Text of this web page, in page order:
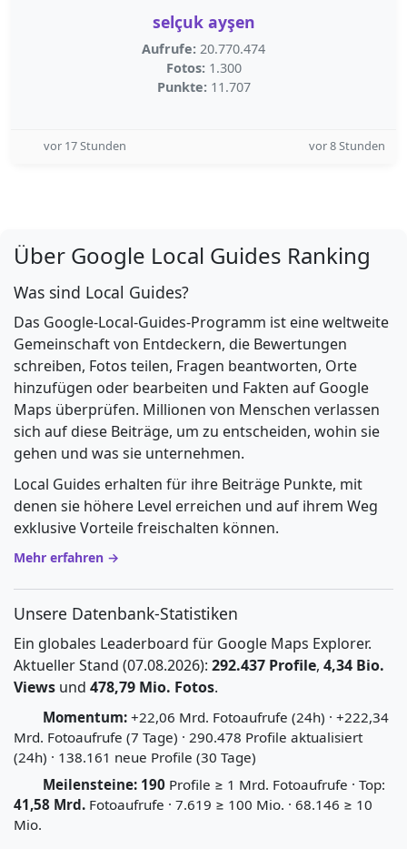
selçuk ayşen
Aufrufe: 20.770.474
Fotos: 1.300
Punkte: 11.707
vor 17 Stunden vor 8 Stunden
Über Google Local Guides Ranking
Was sind Local Guides?
Das Google-Local-Guides-Programm ist eine weltweite
Gemeinschaft von Entdeckern, die Bewertungen
schreiben, Fotos teilen, Fragen beantworten, Orte
hinzufügen oder bearbeiten und Fakten auf Google
Maps überprüfen. Millionen von Menschen verlassen
sich auf diese Beiträge, um zu entscheiden, wohin sie
gehen und was sie unternehmen.
Local Guides erhalten für ihre Beiträge Punkte, mit
denen sie höhere Level erreichen und auf ihrem Weg
exklusive Vorteile freischalten können.
Mehr erfahren →
Unsere Datenbank-Statistiken
Ein globales Leaderboard für Google Maps Explorer.
Aktueller Stand (07.08.2026): 292.437 Profile, 4,34 Bio.
Views und 478,79 Mio. Fotos.
Momentum: +22,06 Mrd. Fotoaufrufe (24h) · +222,34
Mrd. Fotoaufrufe (7 Tage) · 290.478 Profile aktualisiert
(24h) · 138.161 neue Profile (30 Tage)
Meilensteine: 190 Profile ≥ 1 Mrd. Fotoaufrufe · Top:
41,58 Mrd. Fotoaufrufe · 7.619 ≥ 100 Mio. · 68.146 ≥ 10
Mio.